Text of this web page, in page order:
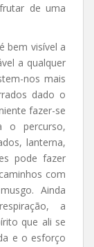
de uma
bem visível a
a qualquer
nos mais
dado o
fazer-se
o percurso,
lanterna,
pode fazer
com
Ainda
a
que ali se
e o esforço